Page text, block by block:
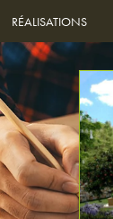
RÉALISATIONS